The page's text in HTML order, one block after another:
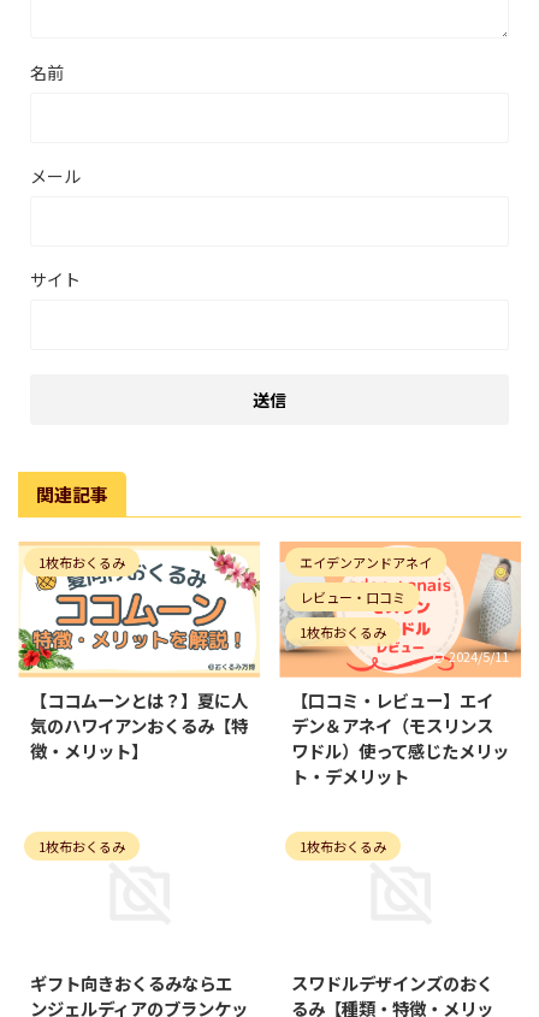
名前
メール
サイト
関連記事
1枚布おくるみ
2024/5/11
【ココムーンとは？】夏に人
気のハワイアンおくるみ【特
徴・メリット】
エイデンアンドアネイ
レビュー・口コミ
1枚布おくるみ
2024/5/11
【口コミ・レビュー】エイ
デン＆アネイ（モスリンス
ワドル）使って感じたメリッ
ト・デメリット
1枚布おくるみ
ギフト向きおくるみならエ
ンジェルディアのブランケッ
1枚布おくるみ
スワドルデザインズのおく
るみ【種類・特徴・メリッ